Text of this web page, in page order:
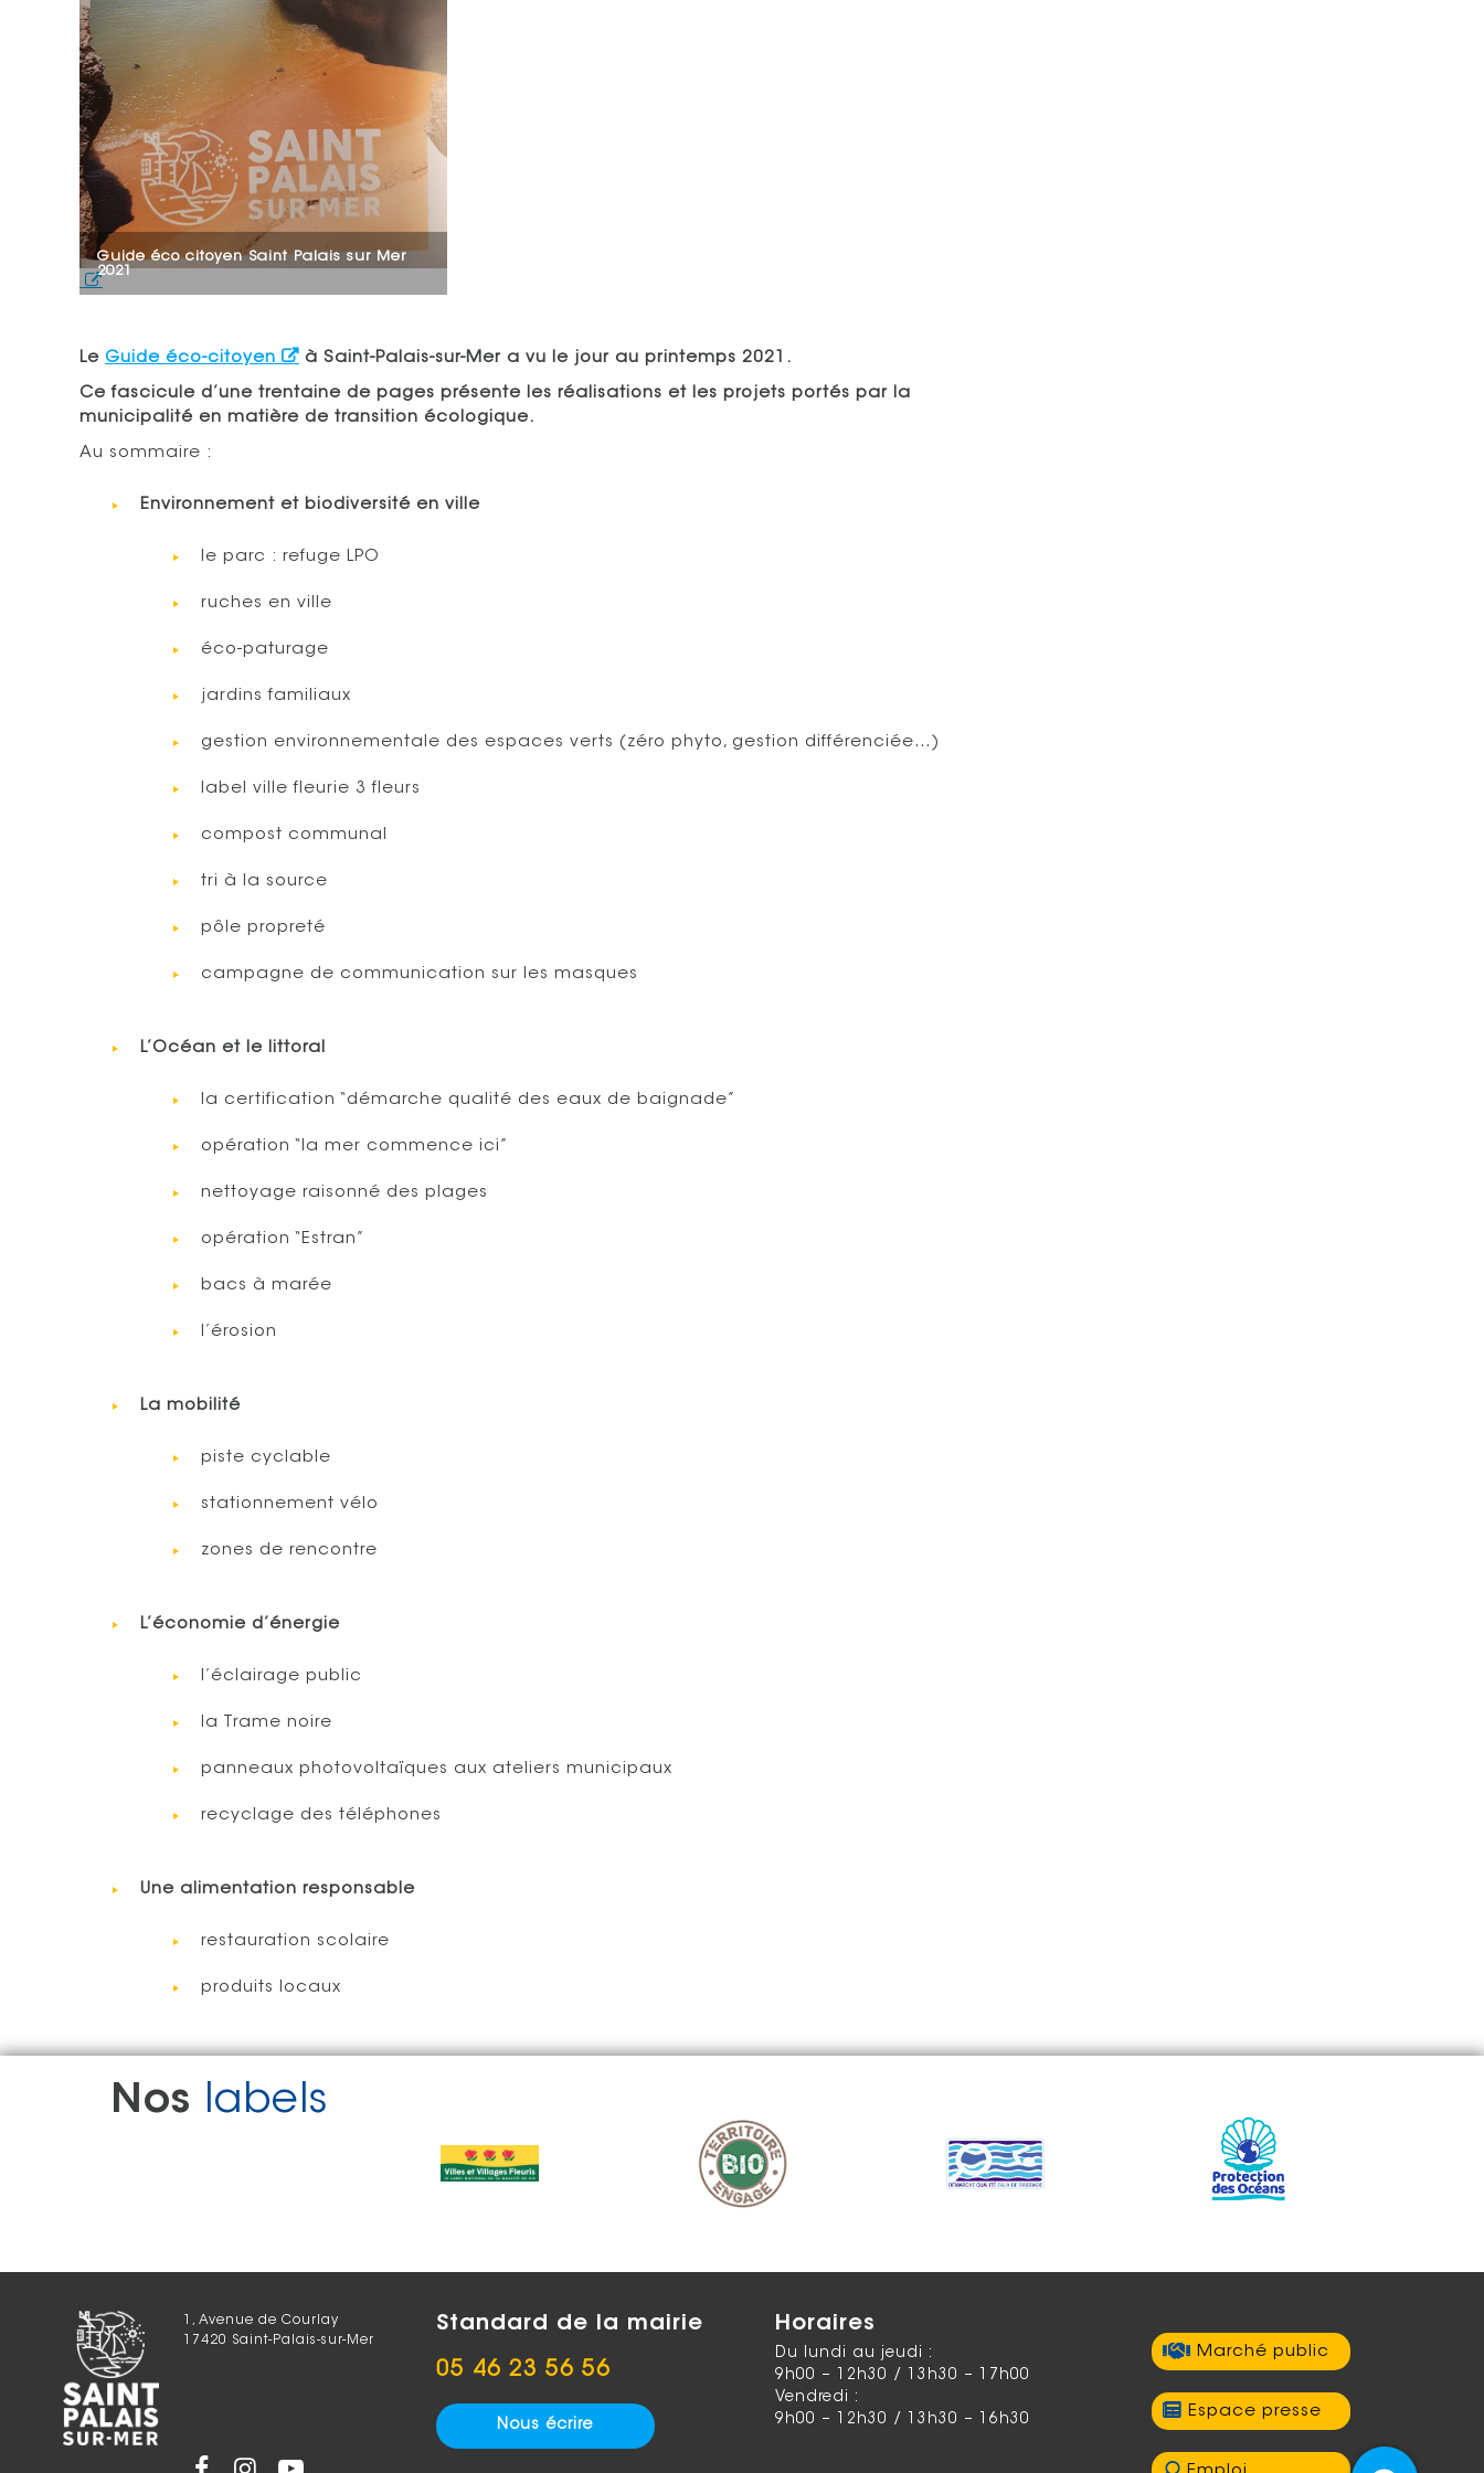
Guide éco citoyen Saint Palais sur Mer
2021
Le Guide éco-citoyen à Saint-Palais-sur-Mer a vu le jour au printemps 2021.
Ce fascicule d’une trentaine de pages présente les réalisations et les projets portés par la
municipalité en matière de transition écologique.
Au sommaire :
Environnement et biodiversité en ville
le parc : refuge LPO
ruches en ville
éco-paturage
jardins familiaux
gestion environnementale des espaces verts (zéro phyto, gestion différenciée…)
label ville fleurie 3 fleurs
compost communal
tri à la source
pôle propreté
campagne de communication sur les masques
L’Océan et le littoral
la certification “démarche qualité des eaux de baignade”
opération “la mer commence ici”
nettoyage raisonné des plages
opération “Estran”
bacs à marée
l’érosion
La mobilité
piste cyclable
stationnement vélo
zones de rencontre
L’économie d’énergie
l’éclairage public
la Trame noire
panneaux photovoltaïques aux ateliers municipaux
recyclage des téléphones
Une alimentation responsable
restauration scolaire
produits locaux
Nos labels
1, Avenue de Courlay
17420 Saint-Palais-sur-Mer
Standard de la mairie
05 46 23 56 56
Nous écrire
Horaires
Du lundi au jeudi :
9h00 – 12h30 / 13h30 – 17h00
Vendredi :
9h00 – 12h30 / 13h30 – 16h30
Marché public
Espace presse